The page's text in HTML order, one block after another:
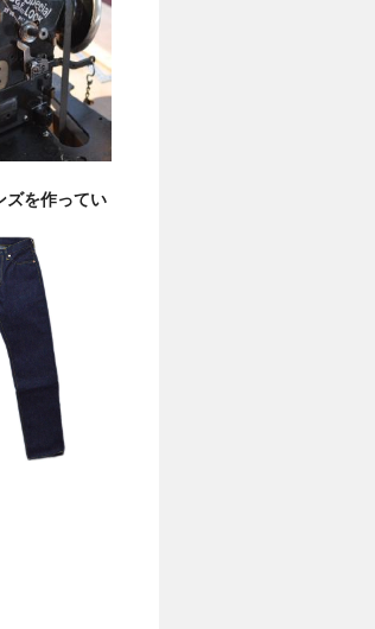
ズを作ってい